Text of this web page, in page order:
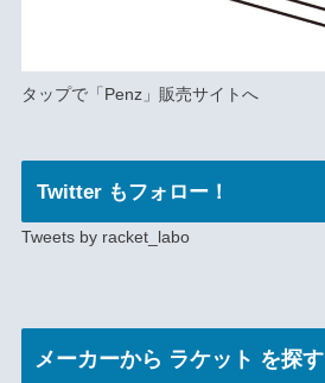
タップで「Penz」 販売サイトへ
Twitter もフォロー！
Tweets by racket_labo
メーカーから ラケット を探す